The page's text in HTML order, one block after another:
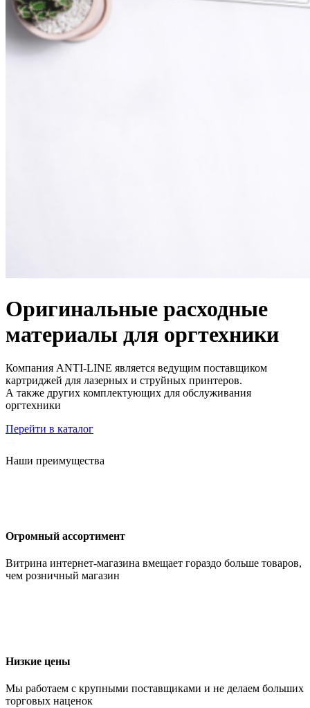
Оригинальные расходные
материалы для оргтехники
Компания ANTI-LINE является ведущим поставщиком
картриджей для лазерных и струйных принтеров.
А также других комплектующих для обслуживания
оргтехники
Перейти в каталог
Наши преимущества
Огромный ассортимент
Витрина интернет-магазина вмещает гораздо больше товаров,
чем розничный магазин
Низкие цены
Мы работаем с крупными поставщиками и не делаем больших
торговых наценок